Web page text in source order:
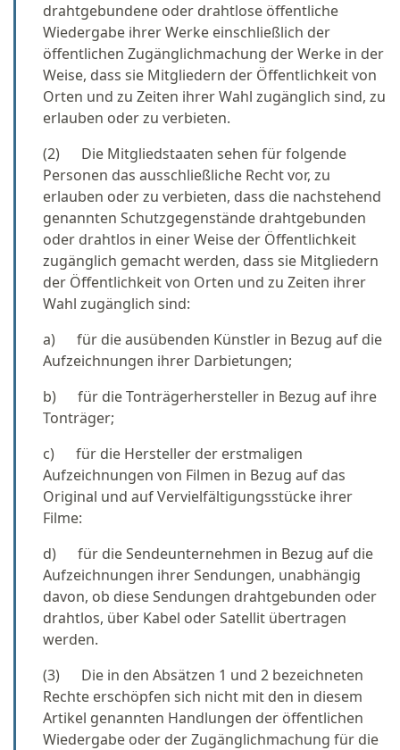
drahtgebundene oder drahtlose öffentliche
Wiedergabe ihrer Werke einschließlich der
öffentlichen Zugänglichmachung der Werke in der
Weise, dass sie Mitgliedern der Öffentlichkeit von
Orten und zu Zeiten ihrer Wahl zugänglich sind, zu
erlauben oder zu verbieten.
(2) Die Mitgliedstaaten sehen für folgende
Personen das ausschließliche Recht vor, zu
erlauben oder zu verbieten, dass die nachstehend
genannten Schutzgegenstände drahtgebunden
oder drahtlos in einer Weise der Öffentlichkeit
zugänglich gemacht werden, dass sie Mitgliedern
der Öffentlichkeit von Orten und zu Zeiten ihrer
Wahl zugänglich sind:
a) für die ausübenden Künstler in Bezug auf die
Aufzeichnungen ihrer Darbietungen;
b) für die Tonträgerhersteller in Bezug auf ihre
Tonträger;
c) für die Hersteller der erstmaligen
Aufzeichnungen von Filmen in Bezug auf das
Original und auf Vervielfältigungsstücke ihrer
Filme:
d) für die Sendeunternehmen in Bezug auf die
Aufzeichnungen ihrer Sendungen, unabhängig
davon, ob diese Sendungen drahtgebunden oder
drahtlos, über Kabel oder Satellit übertragen
werden.
(3) Die in den Absätzen 1 und 2 bezeichneten
Rechte erschöpfen sich nicht mit den in diesem
Artikel genannten Handlungen der öffentlichen
Wiedergabe oder der Zugänglichmachung für die